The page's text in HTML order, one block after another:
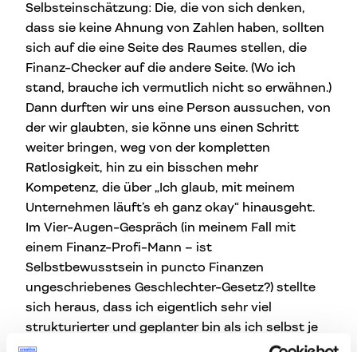
Selbsteinschätzung: Die, die von sich denken,
dass sie keine Ahnung von Zahlen haben, sollten
sich auf die eine Seite des Raumes stellen, die
Finanz-Checker auf die andere Seite. (Wo ich
stand, brauche ich vermutlich nicht so erwähnen.)
Dann durften wir uns eine Person aussuchen, von
der wir glaubten, sie könne uns einen Schritt
weiter bringen, weg von der kompletten
Ratlosigkeit, hin zu ein bisschen mehr
Kompetenz, die über „Ich glaub, mit meinem
Unternehmen läuft’s eh ganz okay“ hinausgeht.
Im Vier-Augen-Gespräch (in meinem Fall mit
einem Finanz-Profi-Mann – ist
Selbstbewusstsein in puncto Finanzen
ungeschriebenes Geschlechter-Gesetz?) stellte
sich heraus, dass ich eigentlich sehr viel
strukturierter und geplanter bin als ich selbst je
gedacht hätte. Mein Umgang mit Geld und Zahlen